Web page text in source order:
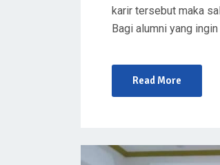
karir tersebut maka
Bagi alumni yang
Read More